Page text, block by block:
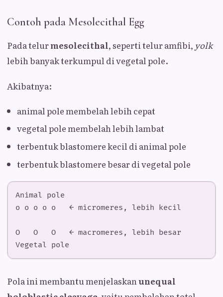
Contoh pada Mesolecithal Egg
Pada telurmesolecithal, seperti telur amfibi, yolk
lebih banyak terkumpul di vegetal pole.
Akibatnya:
animal pole membelah lebih cepat
vegetal pole membelah lebih lambat
terbentuk blastomere kecil di animal pole
terbentuk blastomere besar di vegetal pole
O   O   O   ← macromeres, lebih besar
Pola ini membantu menjelaskan unequal